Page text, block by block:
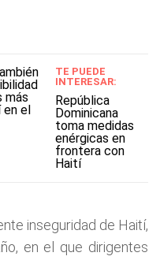
TE PUEDE
INTERESAR:
República
Dominicana
toma medidas
enérgicas en
frontera con
Haití
inseguridad de Haití,
en el que dirigentes